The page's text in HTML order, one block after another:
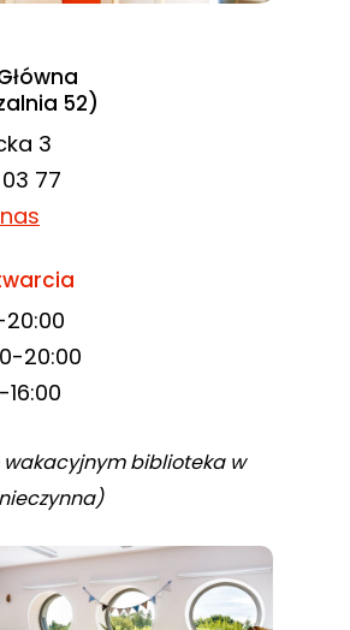
52)
3
77
20:00
20:00
wakacyjnym biblioteka w